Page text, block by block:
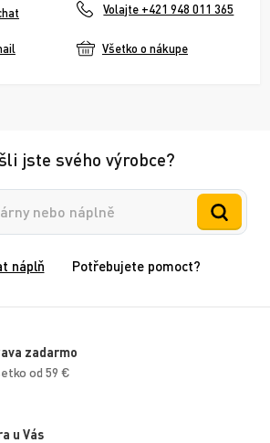
Volajte +421 948 011 365
Všetko o nákupe
jste svého výrobce?
náplň Potřebujete pomoct?
zadarmo
od 59 €
u Vás